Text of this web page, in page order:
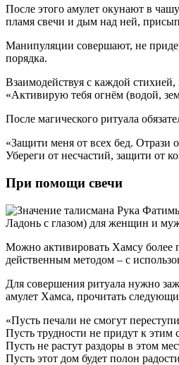
После этого амулет окунают в
пламя свечи и дым над ней,
Манипуляции совершают, не
порядка.
Взаимодействуя с каждой стихией,
«Активирую тебя огнём (водой,
После магического ритуала
«Защити меня от всех бед. Отрази
Убереги от несчастий, защити от
При помощи свечи
Можно активировать Хамсу более
действенным методом – с
Для совершения ритуала нужно
амулет Хамса, прочитать
«Пусть печали не смогут
Пусть трудности не придут к этим
Пусть не растут раздоры в этом
Пусть этот дом будет полон